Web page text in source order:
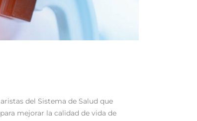
del Sistema de Salud que
mejorar la calidad de vida de